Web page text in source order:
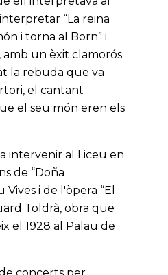
“La reina
i torna al Born” i
amb un èxit clamorós
la rebuda que va
el cantant
el seu món eren els
intervenir al Liceu en
de “Doña
i de l'òpera “El
Toldrà, obra que
el 1928 al Palau de